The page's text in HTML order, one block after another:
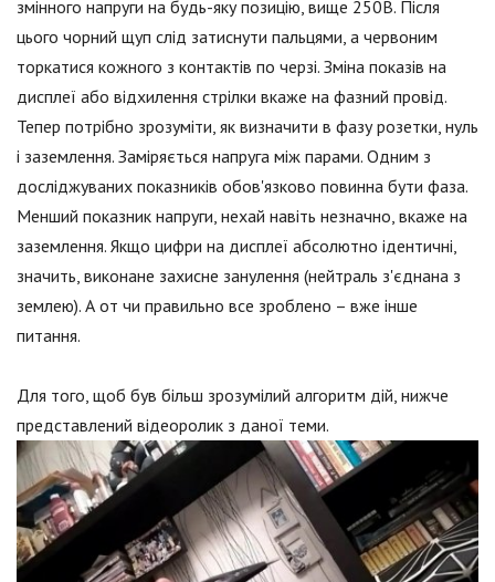
змінного напруги на будь-яку позицію, вище 250В. Після
цього чорний щуп слід затиснути пальцями, а червоним
торкатися кожного з контактів по черзі. Зміна показів на
дисплеї або відхилення стрілки вкаже на фазний провід.
Тепер потрібно зрозуміти, як визначити в фазу розетки, нуль
і заземлення. Заміряється напруга між парами. Одним з
досліджуваних показників обов'язково повинна бути фаза.
Менший показник напруги, нехай навіть незначно, вкаже на
заземлення. Якщо цифри на дисплеї абсолютно ідентичні,
значить, виконане захисне занулення (нейтраль з'єднана з
землею). А от чи правильно все зроблено – вже інше
питання.
Для того, щоб був більш зрозумілий алгоритм дій, нижче
представлений відеоролик з даної теми.